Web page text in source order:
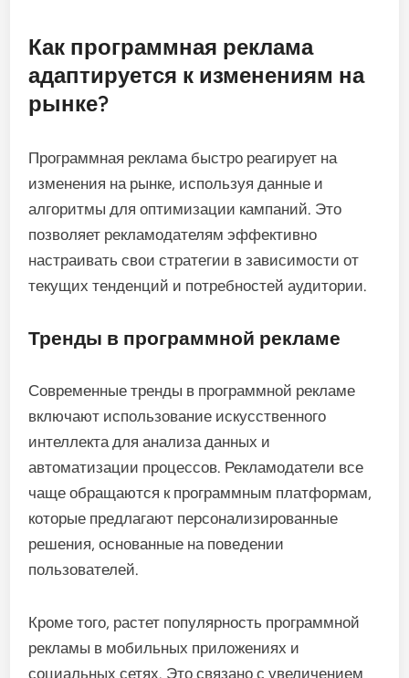
Как программная реклама
адаптируется к изменениям на
рынке?
Программная реклама быстро реагирует на
изменения на рынке, используя данные и
алгоритмы для оптимизации кампаний. Это
позволяет рекламодателям эффективно
настраивать свои стратегии в зависимости от
текущих тенденций и потребностей аудитории.
Тренды в программной рекламе
Современные тренды в программной рекламе
включают использование искусственного
интеллекта для анализа данных и
автоматизации процессов. Рекламодатели все
чаще обращаются к программным платформам,
которые предлагают персонализированные
решения, основанные на поведении
пользователей.
Кроме того, растет популярность программной
рекламы в мобильных приложениях и
социальных сетях. Это связано с увеличением